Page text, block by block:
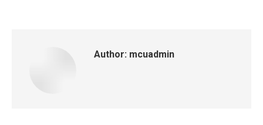
Author: mcuadmin